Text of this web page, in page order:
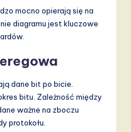
mocno opierają się na
diagramu jest kluczowe
dane bit po bicie.
bitu. Zależność między
ważne na zboczu
protokołu.